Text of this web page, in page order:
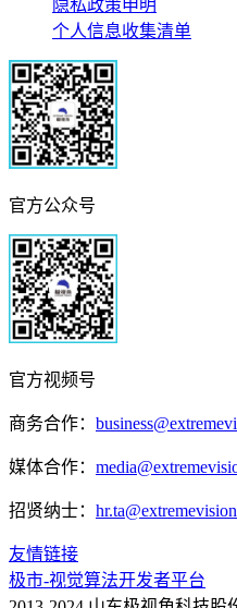
隐私政策申明
个人信息收集清单
官方公众号
官方视频号
商务合作：
媒体合作：
招贤纳士：
友情链接
极市-视觉算法开发者平台